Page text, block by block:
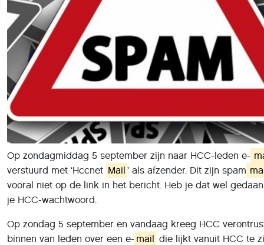
Op zondagmiddag 5 september zijn naar HCC-leden e-
verstuurd met ‘Hccnet Mail ’ als afzender. Dit zijn spam
vooral niet op de link in het bericht. Heb je dat wel
je HCC-wachtwoord.
Op zondag 5 september en vandaag kreeg HCC
binnen van leden over een e- mail die lijkt vanuit HCC te